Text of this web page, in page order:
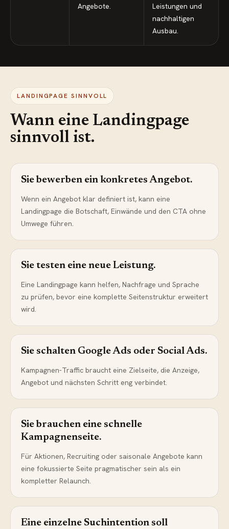
Angebote.
Leistungen und
nachhaltigen
Ausbau.
LANDINGPAGE SINNVOLL
Wann eine Landingpage
sinnvoll ist.
Sie bewerben ein konkretes Angebot.
Wenn ein Angebot klar definiert ist, kann eine
Landingpage die Botschaft, Einwände und den CTA ohne
Umwege führen.
Sie testen eine neue Leistung.
Eine Landingpage kann helfen, Nachfrage und Sprache
zu prüfen, bevor eine komplette Seitenstruktur erweitert
wird.
Sie schalten Google Ads oder Social Ads.
Kampagnen-Traffic braucht eine Zielseite, die Anzeige,
Angebot und nächsten Schritt eng verbindet.
Sie brauchen eine schnelle
Kampagnenseite.
Für Aktionen, Recruiting oder saisonale Angebote kann
eine fokussierte Seite pragmatischer sein als ein
kompletter Relaunch.
Eine einzelne Suchintention soll